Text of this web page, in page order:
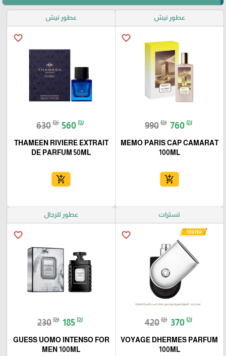
عطور نيش
favorite_border
990₪ 760 ₪
MEMO PARIS CAP CAMARAT
100ML
add_shopping_cart
عطور نيش
favorite_border
630₪ 560 ₪
THAMEEN RIVIERE EXTRAIT
DE PARFUM 50ML
add_shopping_cart
تسترات
favorite_border
420₪ 370 ₪
VOYAGE DHERMES PARFUM
100ML
عطور للرجال
favorite_border
230₪ 185 ₪
GUESS UOMO INTENSO FOR
MEN 100ML